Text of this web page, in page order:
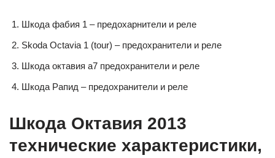
Шкода фабия 1 – предохарнители и реле
Skoda Octavia 1 (tour) – предохранители и реле
Шкода октавия а7 предохранители и реле
Шкода Рапид – предохранители и реле
Шкода Октавия 2013
технические характеристики,